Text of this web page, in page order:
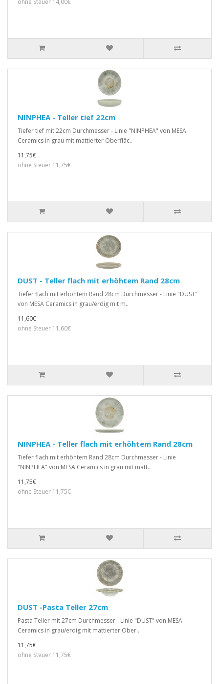
ohne Steuer 14,00€
NINPHEA - Teller tief 22cm
Tiefer tief mit 22cm Durchmesser - Linie "NINPHEA" von MESA
Ceramics in grau mit mattierter Oberfläc..
11,75€
ohne Steuer 11,75€
DUST - Teller flach mit erhöhtem Rand 28cm
Tiefer flach mit erhöhtem Rand 28cm Durchmesser - Linie "DUST"
von MESA Ceramics in grau/erdig mit m..
11,60€
ohne Steuer 11,60€
NINPHEA - Teller flach mit erhöhtem Rand 28cm
Tiefer flach mit erhöhtem Rand 28cm Durchmesser - Linie
"NINPHEA" von MESA Ceramics in grau mit matt..
11,75€
ohne Steuer 11,75€
DUST -Pasta Teller 27cm
Pasta Teller mit 27cm Durchmesser - Linie "DUST" von MESA
Ceramics in grau/erdig mit mattierter Ober..
11,75€
ohne Steuer 11,75€